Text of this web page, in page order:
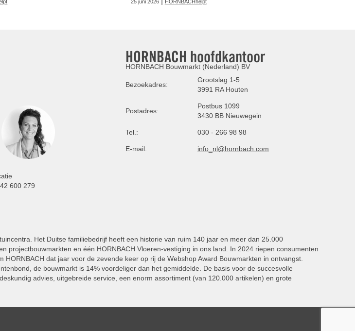
25 juni 2026 HORNBACHhelpt
600 279
HORNBACH hoofdkantoor
HORNBACH Bouwmarkt (Nederland) BV
Bezoekadres:
Grootslag 1-5
3991 RA Houten
Postadres:
Postbus 1099
3430 BB Nieuwegein
Tel.: 030 - 266 98 98
E-mail: info_nl@hornbach.com
Het Duitse familiebedrijf heeft een historie van ruim 140 jaar en meer dan 25.000
projectbouwmarkten en één HORNBACH Vloeren-vestiging in ons land. In 2024 riepen consumenten
dat jaar voor de zevende keer op rij de Webshop Award Bouwmarkten in ontvangst.
de bouwmarkt is 14% voordeliger dan het gemiddelde. De basis voor de succesvolle
advies, uitgebreide service, een enorm assortiment (van 120.000 artikelen) en grote